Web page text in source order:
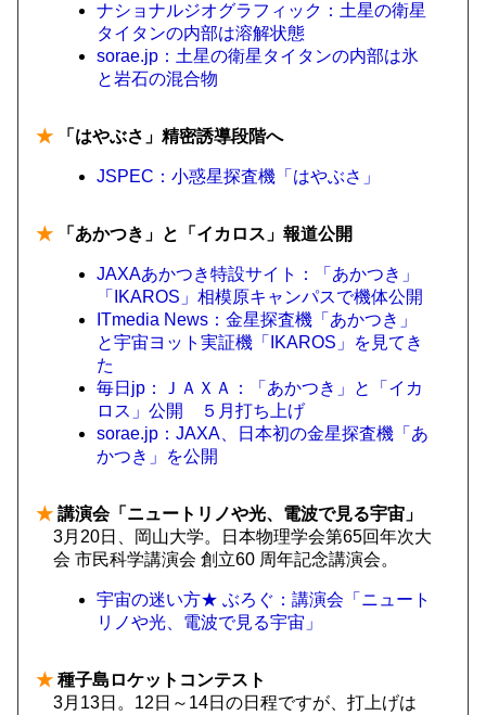
ナショナルジオグラフィック：土星の衛星
タイタンの内部は溶解状態
sorae.jp：土星の衛星タイタンの内部は氷
と岩石の混合物
★ 「はやぶさ」精密誘導段階へ
JSPEC：小惑星探査機「はやぶさ」
★ 「あかつき」と「イカロス」報道公開
JAXAあかつき特設サイト：「あかつき」
「IKAROS」相模原キャンパスで機体公開
ITmedia News：金星探査機「あかつき」
と宇宙ヨット実証機「IKAROS」を見てき
た
毎日jp：ＪＡＸＡ：「あかつき」と「イカ
ロス」公開 ５月打ち上げ
sorae.jp：JAXA、日本初の金星探査機「あ
かつき」を公開
★ 講演会「ニュートリノや光、電波で見る宇宙」
3月20日、岡山大学。日本物理学会第65回年次大
会 市民科学講演会 創立60 周年記念講演会。
宇宙の迷い方★ ぶろぐ：講演会「ニュート
リノや光、電波で見る宇宙」
★ 種子島ロケットコンテスト
3月13日。12日～14日の日程ですが、打上げは